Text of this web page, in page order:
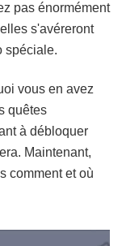
pas énormément
s'avéreront
spéciale.
vous en avez
quêtes
à débloquer
Maintenant,
comment et où